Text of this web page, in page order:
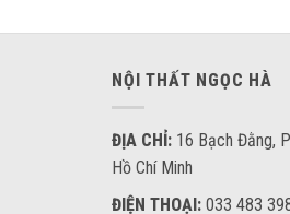
NỘI THẤT NGỌC HÀ
ĐỊA CHỈ: 16 Bạch Đằng,
Hồ Chí Minh
ĐIỆN THOẠI: 033 483